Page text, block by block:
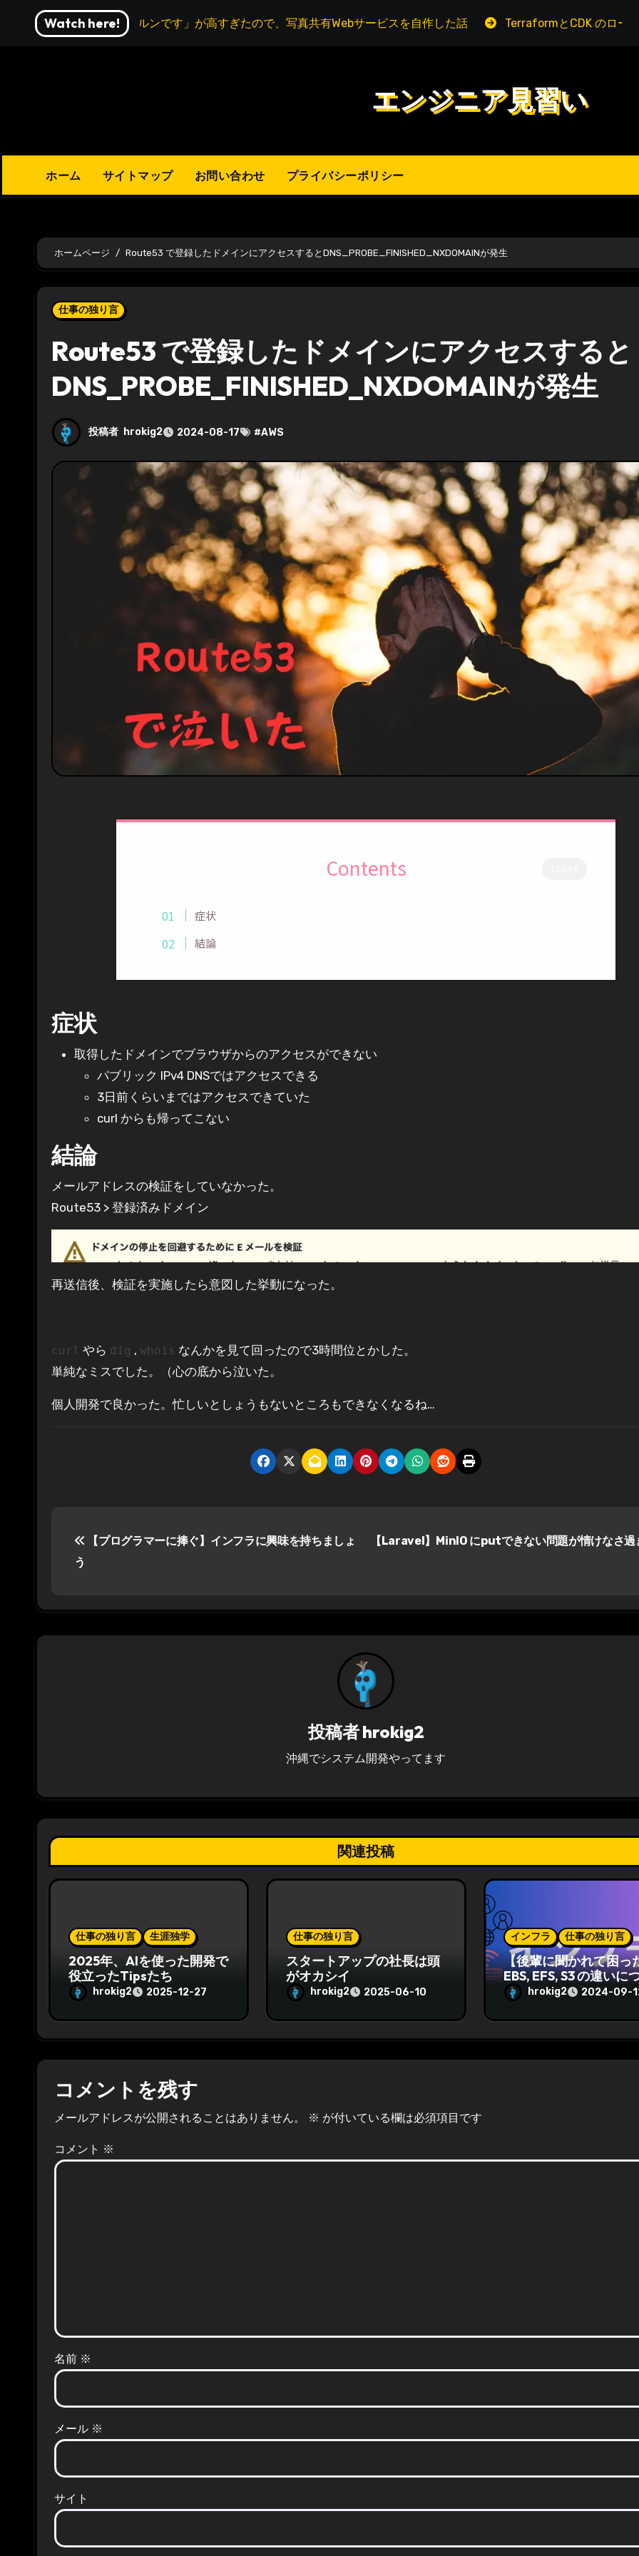
Watch here!
結婚式の「写ルンです」が高すぎたので、写真共有Webサービスを自作した話 TerraformとCDK のロー
エンジニア見習い
ホーム サイトマップ お問い合わせ プライバシーポリシー
ホームページ Route53 で登録したドメインにアクセスするとDNS_PROBE_FINISHED_NXDOMAINが発生
仕事の独り言
Route53 で登録したドメインにアクセスすると
DNS_PROBE_FINISHED_NXDOMAINが発生
投稿者 hrokig2 2024-08-17 #AWS
Contents
症状
結論
症状
取得したドメインでブラウザからのアクセスができない
パブリック IPv4 DNSではアクセスできる
3日前くらいまではアクセスできていた
curl からも帰ってこない
結論
メールアドレスの検証をしていなかった。
Route53 > 登録済みドメイン
再送信後、検証を実施したら意図した挙動になった。
curl やら dig , whois なんかを見て回ったので3時間位とかした。
単純なミスでした。（心の底から泣いた。
個人開発で良かった。忙しいとしょうもないところもできなくなるね…
ビ
ゲ
【プログラマーに捧ぐ】インフラに興味を持ちましょ
う
【Laravel】MinIO にputできない問題が情けなさ過
投稿者hrokig2
沖縄でシステム開発やってます
関連投稿
仕事の独り言 生涯独学
2025年、AIを使った開発で
役立ったTipsたち
hrokig2 2025-12-27
仕事の独り言
スタートアップの社長は頭
がオカシイ
hrokig2 2025-06-10
インフラ 仕事の独り言
【後輩に聞かれて困っ
EBS, EFS, S3 の違いに
て
hrokig2 2024-09-
コメントを残す
メールアドレスが公開されることはありません。 ※ が付いている欄は必須項目です
コメント ※
名前 ※
メール ※
サイト